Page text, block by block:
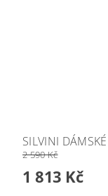
SILVINI
2 590 Kč
1 813 Kč